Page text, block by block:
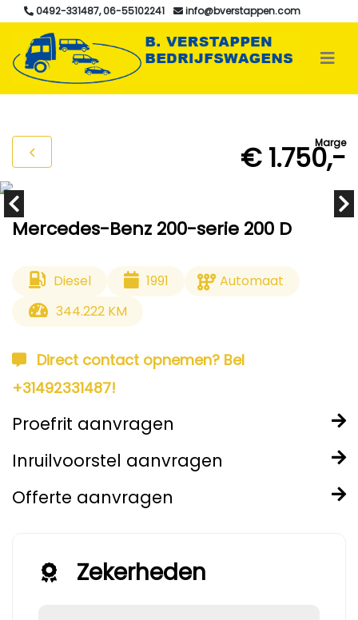
0492-331487, 06-55102241 info@bverstappen.com
Marge
€ 1.750,-
Mercedes-Benz 200-serie 200 D
Diesel 1991
Automaat
344.222 KM
Direct contact opnemen? Bel
+31492331487!
Proefrit aanvragen
Inruilvoorstel aanvragen
Offerte aanvragen
Zekerheden